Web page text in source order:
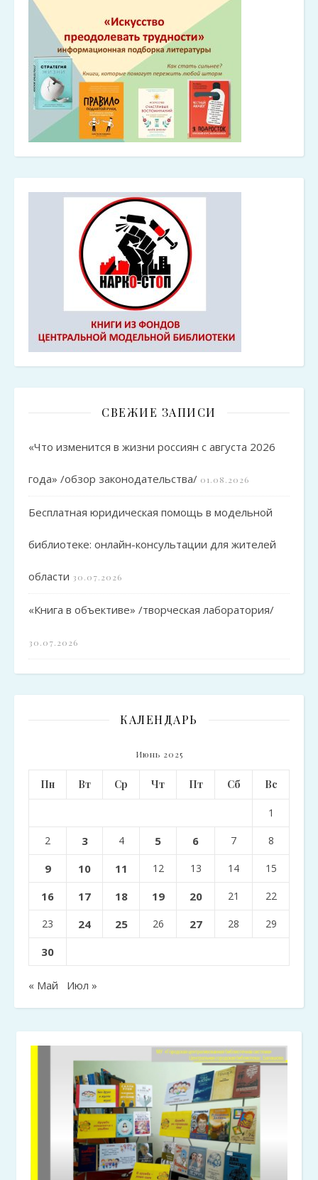
СВЕЖИЕ ЗАПИСИ
«Что изменится в жизни россиян с августа 2026
года» /обзор законодательства/ 01.08.2026
Бесплатная юридическая помощь в модельной
библиотеке: онлайн-консультации для жителей
области 30.07.2026
«Книга в объективе» /творческая лаборатория/
30.07.2026
КАЛЕНДАРЬ
Июнь 2025
Пн Вт Ср Чт Пт Сб Вс
1
2 3 4 5 6 7 8
9 10 11 12 13 14 15
16 17 18 19 20 21 22
23 24 25 26 27 28 29
30
« Май Июл »